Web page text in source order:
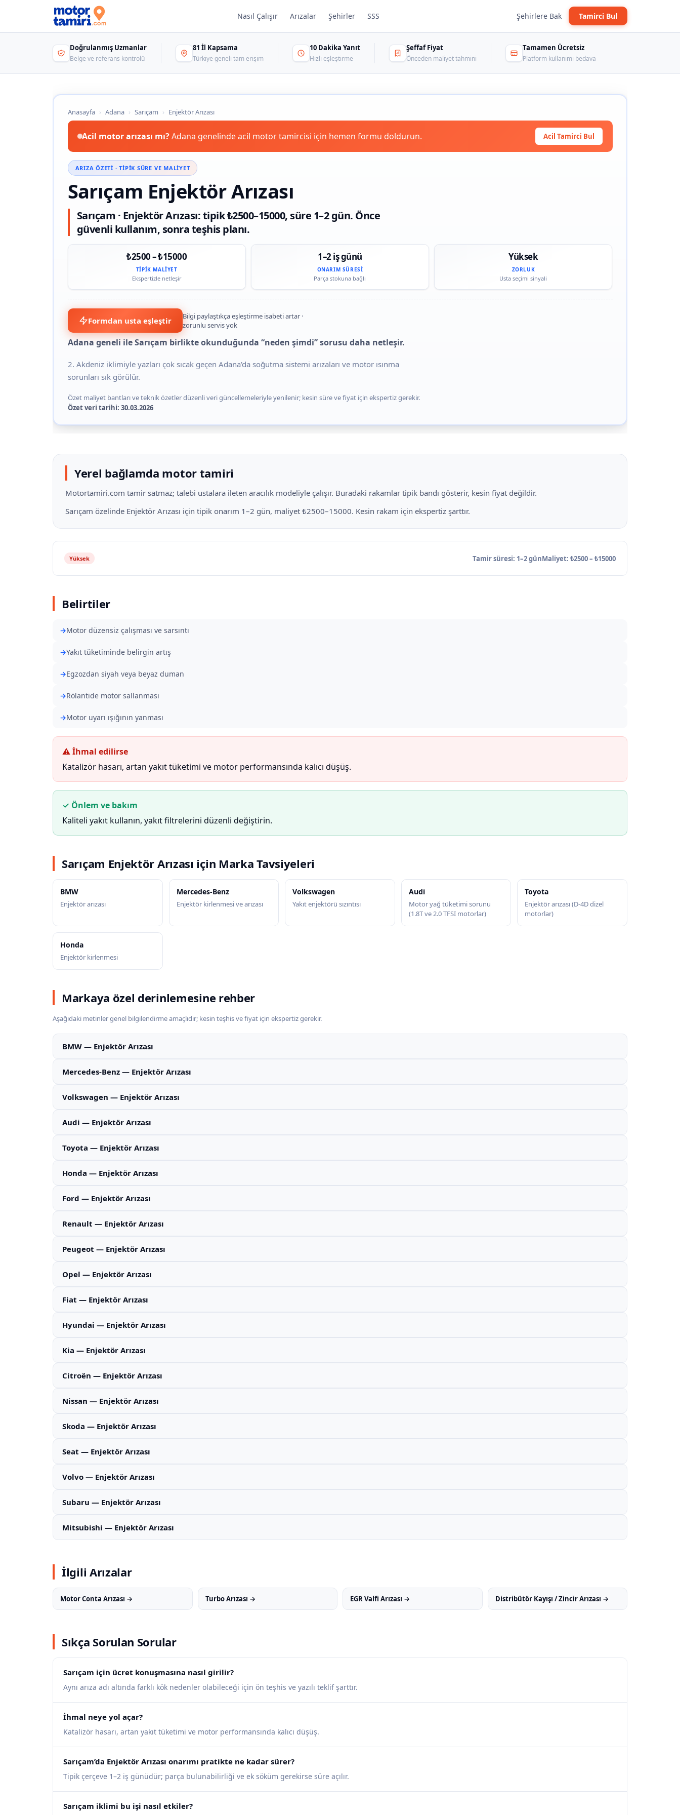
Nasıl Çalışır Arızalar Şehirler SSS Şehirlere Bak Tamirci Bul
Doğrulanmış Uzmanlar
Belge ve referans kontrolü
81 İl Kapsama
Türkiye geneli tam erişim
10 Dakika Yanıt
Hızlı eşleştirme
Şeffaf Fiyat
Önceden maliyet tahmini
Tamamen Ücretsiz
Platform kullanımı bedava
Anasayfa › Adana › Sarıçam › Enjektör Arızası
Acil motor arızası mı?Adana genelinde acil motor tamircisi için hemen formu doldurun. Acil Tamirci Bul
ARIZA ÖZETI · TIPIK SÜRE VE MALIYET
Sarıçam Enjektör Arızası
Sarıçam · Enjektör Arızası: tipik ₺2500–15000, süre 1–2 gün. Önce
güvenli kullanım, sonra teşhis planı.
₺2500 – ₺15000
TIPIK MALIYET
Ekspertizle netleşir
1–2 iş günü
ONARIM SÜRESI
Parça stokuna bağlı
Yüksek
ZORLUK
Usta seçimi sinyali
Formdan usta eşleştir
Bilgi paylaştıkça eşleştirme isabeti artar ·
zorunlu servis yok
Adana geneli ile Sarıçam birlikte okunduğunda “neden şimdi” sorusu daha netleşir.
2. Akdeniz iklimiyle yazları çok sıcak geçen Adana'da soğutma sistemi arızaları ve motor ısınma
sorunları sık görülür.
Özet maliyet bantları ve teknik özetler düzenli veri güncellemeleriyle yenilenir; kesin süre ve fiyat için ekspertiz gerekir.
Özet veri tarihi: 30.03.2026
Yerel bağlamda motor tamiri
Motortamiri.com tamir satmaz; talebi ustalara ileten aracılık modeliyle çalışır. Buradaki rakamlar tipik bandı gösterir, kesin fiyat değildir.
Sarıçam özelinde Enjektör Arızası için tipik onarım 1–2 gün, maliyet ₺2500–15000. Kesin rakam için ekspertiz şarttır.
Yüksek Tamir süresi: 1–2 günMaliyet: ₺2500 – ₺15000
Belirtiler
Motor düzensiz çalışması ve sarsıntı
Yakıt tüketiminde belirgin artış
Egzozdan siyah veya beyaz duman
Rölantide motor sallanması
Motor uyarı ışığının yanması
⚠ İhmal edilirse
Katalizör hasarı, artan yakıt tüketimi ve motor performansında kalıcı düşüş.
✓ Önlem ve bakım
Kaliteli yakıt kullanın, yakıt filtrelerini düzenli değiştirin.
Sarıçam Enjektör Arızası için Marka Tavsiyeleri
BMW
Enjektör arızası
Mercedes-Benz
Enjektör kirlenmesi ve arızası
Volkswagen
Yakıt enjektörü sızıntısı
Audi
Motor yağ tüketimi sorunu
(1.8T ve 2.0 TFSI motorlar)
Toyota
Enjektör arızası (D-4D dizel
motorlar)
Honda
Enjektör kirlenmesi
Markaya özel derinlemesine rehber
Aşağıdaki metinler genel bilgilendirme amaçlıdır; kesin teşhis ve fiyat için ekspertiz gerekir.
BMW — Enjektör Arızası
Mercedes-Benz — Enjektör Arızası
Volkswagen — Enjektör Arızası
Audi — Enjektör Arızası
Toyota — Enjektör Arızası
Honda — Enjektör Arızası
Ford — Enjektör Arızası
Renault — Enjektör Arızası
Peugeot — Enjektör Arızası
Opel — Enjektör Arızası
Fiat — Enjektör Arızası
Hyundai — Enjektör Arızası
Kia — Enjektör Arızası
Citroën — Enjektör Arızası
Nissan — Enjektör Arızası
Skoda — Enjektör Arızası
Seat — Enjektör Arızası
Volvo — Enjektör Arızası
Subaru — Enjektör Arızası
Mitsubishi — Enjektör Arızası
İlgili Arızalar
Motor Conta Arızası → Turbo Arızası → EGR Valfi Arızası → Distribütör Kayışı / Zincir Arızası →
Sıkça Sorulan Sorular
Sarıçam için ücret konuşmasına nasıl girilir?
Aynı arıza adı altında farklı kök nedenler olabileceği için ön teşhis ve yazılı teklif şarttır.
İhmal neye yol açar?
Katalizör hasarı, artan yakıt tüketimi ve motor performansında kalıcı düşüş.
Sarıçam’da Enjektör Arızası onarımı pratikte ne kadar sürer?
Tipik çerçeve 1–2 iş günüdür; parça bulunabilirliği ve ek söküm gerekirse süre açılır.
Sarıçam iklimi bu işi nasıl etkiler?